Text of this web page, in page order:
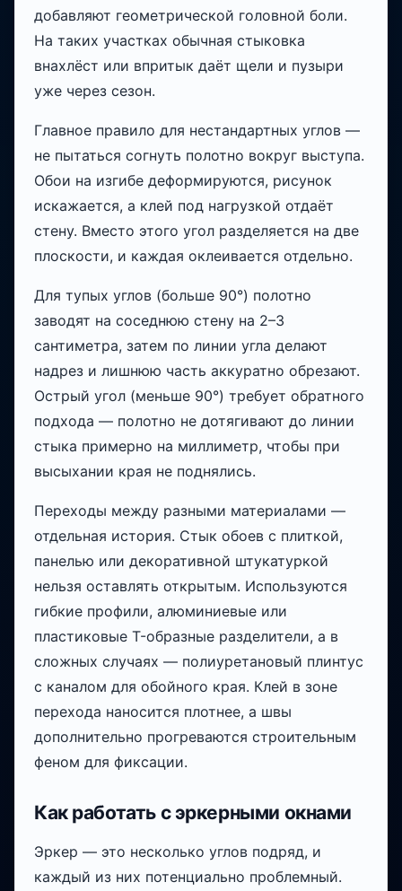
добавляют геометрической головной боли.
На таких участках обычная стыковка
внахлёст или впритык даёт щели и пузыри
уже через сезон.
Главное правило для нестандартных углов —
не пытаться согнуть полотно вокруг выступа.
Обои на изгибе деформируются, рисунок
искажается, а клей под нагрузкой отдаёт
стену. Вместо этого угол разделяется на две
плоскости, и каждая оклеивается отдельно.
Для тупых углов (больше 90°) полотно
заводят на соседнюю стену на 2–3
сантиметра, затем по линии угла делают
надрез и лишнюю часть аккуратно обрезают.
Острый угол (меньше 90°) требует обратного
подхода — полотно не дотягивают до линии
стыка примерно на миллиметр, чтобы при
высыхании края не поднялись.
Переходы между разными материалами —
отдельная история. Стык обоев с плиткой,
панелью или декоративной штукатуркой
нельзя оставлять открытым. Используются
гибкие профили, алюминиевые или
пластиковые T-образные разделители, а в
сложных случаях — полиуретановый плинтус
с каналом для обойного края. Клей в зоне
перехода наносится плотнее, а швы
дополнительно прогреваются строительным
феном для фиксации.
Как работать с эркерными окнами
Эркер — это несколько углов подряд, и
каждый из них потенциально проблемный.